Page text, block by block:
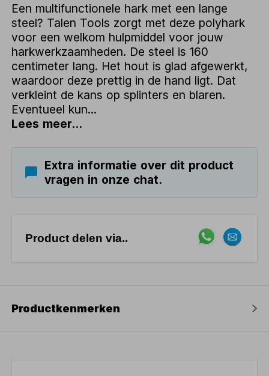
Een multifunctionele hark met een lange
steel? Talen Tools zorgt met deze polyhark
voor een welkom hulpmiddel voor jouw
harkwerkzaamheden. De steel is 160
centimeter lang. Het hout is glad afgewerkt,
waardoor deze prettig in de hand ligt. Dat
verkleint de kans op splinters en blaren.
Eventueel kun...
Lees meer...
Extra informatie over dit product
vragen in onze chat.
Product delen via..
Productkenmerken